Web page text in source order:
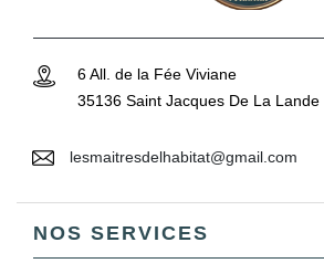
6 All. de la Fée Viviane
35136 Saint Jacques De La Lande
lesmaitresdelhabitat@gmail.com
NOS SERVICES